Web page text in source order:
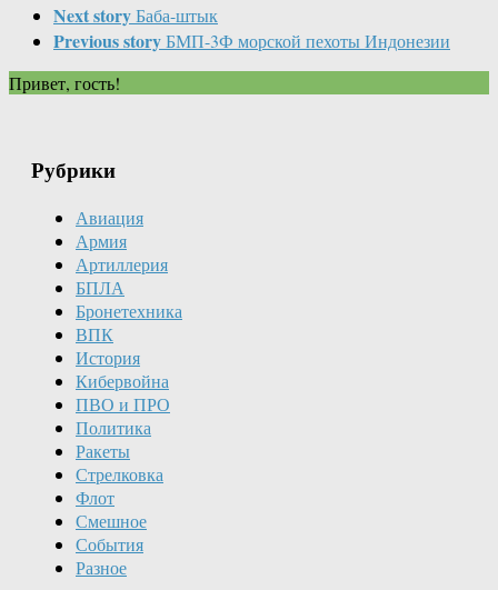
Next storyБаба-штык
Previous storyБМП-3Ф морской пехоты Индонезии
Привет, гость!
Рубрики
Авиация
Армия
Артиллерия
БПЛА
Бронетехника
ВПК
История
Кибервойна
ПВО и ПРО
Политика
Ракеты
Стрелковка
Флот
Смешное
События
Разное